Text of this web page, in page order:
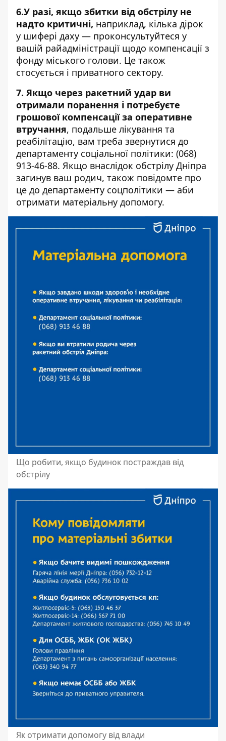
6.У разі, якщо збитки від обстрілу не
надто критичні, наприклад, кілька дірок
у шифері даху — проконсультуйтеся у
вашій райадміністрації щодо компенсації з
фонду міського голови. Це також
стосується і приватного сектору.
7. Якщо через ракетний удар ви
отримали поранення і потребуєте
грошової компенсації за оперативне
втручання, подальше лікування та
реабілітацію, вам треба звернутися до
департаменту соціальної політики: (068)
913-46-88. Якщо внаслідок обстрілу Дніпра
загинув ваш родич, також повідомте про
це до департаменту соцполітики — аби
отримати матеріальну допомогу.
Що робити, якщо будинок постраждав від
обстрілу
Як отримати допомогу від влади